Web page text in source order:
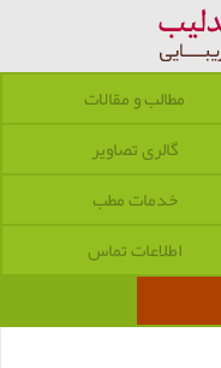
مطالب و مقالات
گالری تصاویر
خدمات مطب
اطلاعات تماس